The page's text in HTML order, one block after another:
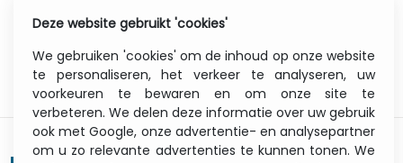
Deze website gebruikt 'cookies'
We gebruiken 'cookies' om de inhoud op onze website
te personaliseren, het verkeer te analyseren, uw
voorkeuren te bewaren en om onze site te
verbeteren. We delen deze informatie over uw gebruik
ook met Google, onze advertentie- en analysepartner
om u zo relevante advertenties te kunnen tonen. We